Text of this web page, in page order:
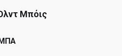
Μπόις